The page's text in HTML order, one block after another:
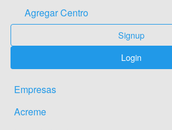
Agregar Centro
Signup
Login
Empresas
Acreme